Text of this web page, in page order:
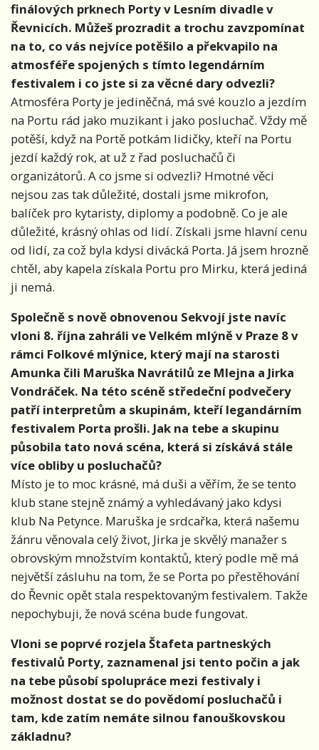
finálových prknech Porty v Lesním divadle v
Řevnicích. Můžeš prozradit a trochu zavzpomínat
na to, co vás nejvíce potěšilo a překvapilo na
atmosféře spojených s tímto legendárním
festivalem i co jste si za věcné dary odvezli?
Atmosféra Porty je jediněčná, má své kouzlo a jezdím
na Portu rád jako muzikant i jako posluchač. Vždy mě
potěší, když na Portě potkám lidičky, kteří na Portu
jezdí každý rok, at už z řad posluchačů či
organizátorů. A co jsme si odvezli? Hmotné věci
nejsou zas tak důležité, dostali jsme mikrofon,
balíček pro kytaristy, diplomy a podobně. Co je ale
důležité, krásný ohlas od lidí. Získali jsme hlavní cenu
od lidí, za což byla kdysi divácká Porta. Já jsem hrozně
chtěl, aby kapela získala Portu pro Mirku, která jediná
ji nemá.
Společně s nově obnovenou Sekvojí jste navíc
vloni 8. října zahráli ve Velkém mlýně v Praze 8 v
rámci Folkové mlýnice, který mají na starosti
Amunka čili Maruška Navrátilů ze Mlejna a Jirka
Vondráček. Na této scéně středeční podvečery
patří interpretům a skupinám, kteří legandárním
festivalem Porta prošli. Jak na tebe a skupinu
působila tato nová scéna, která si získává stále
více obliby u posluchačů?
Místo je to moc krásné, má duši a věřím, že se tento
klub stane stejně známý a vyhledávaný jako kdysi
klub Na Petynce. Maruška je srdcařka, která našemu
žánru věnovala celý život, Jirka je skvělý manažer s
obrovským množstvím kontaktů, který podle mě má
největší zásluhu na tom, že se Porta po přestěhování
do Řevnic opět stala respektovaným festivalem. Takže
nepochybuji, že nová scéna bude fungovat.
Vloni se poprvé rozjela Štafeta partneských
festivalů Porty, zaznamenal jsi tento počin a jak
na tebe působí spolupráce mezi festivaly i
možnost dostat se do povědomí posluchačů i
tam, kde zatím nemáte silnou fanouškovskou
základnu?